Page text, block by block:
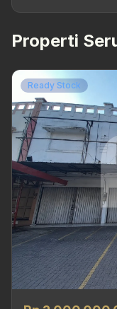
Properti
Ready Stock